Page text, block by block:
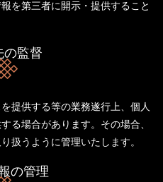
を第三者に開示・提供すること
の監督
提供する等の業務遂行上、個人
る場合があります。その場合、
扱うように管理いたします。
の管理